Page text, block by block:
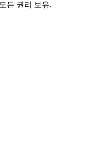
든 권리 보유.